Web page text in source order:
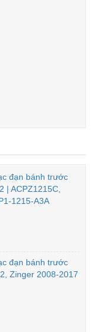
đạn bánh trước
| ACPZ1215C,
1215-A3A
đạn bánh trước
Zinger 2008-2017